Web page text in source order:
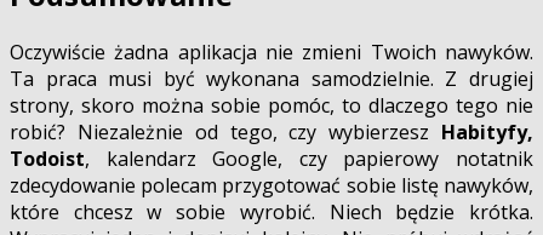
Oczywiście żadna aplikacja nie zmieni Twoich nawyków.
Ta praca musi być wykonana samodzielnie. Z drugiej
strony, skoro można sobie pomóc, to dlaczego tego nie
robić? Niezależnie od tego, czy wybierzesz Habityfy,
Todoist, kalendarz Google, czy papierowy notatnik
zdecydowanie polecam przygotować sobie listę nawyków,
które chcesz w sobie wyrobić. Niech będzie krótka.